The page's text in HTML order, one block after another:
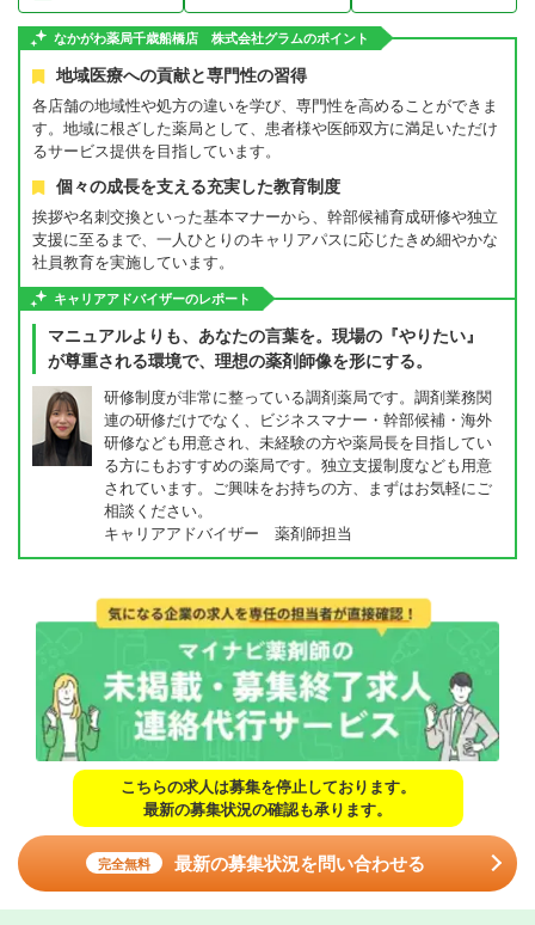
なかがわ薬局千歳船橋店 株式会社グラムのポイント
地域医療への貢献と専門性の習得
各店舗の地域性や処方の違いを学び、専門性を高めることができま
す。地域に根ざした薬局として、患者様や医師双方に満足いただけ
るサービス提供を目指しています。
個々の成長を支える充実した教育制度
挨拶や名刺交換といった基本マナーから、幹部候補育成研修や独立
支援に至るまで、一人ひとりのキャリアパスに応じたきめ細やかな
社員教育を実施しています。
キャリアアドバイザーのレポート
マニュアルよりも、あなたの言葉を。現場の『やりたい』
が尊重される環境で、理想の薬剤師像を形にする。
研修制度が非常に整っている調剤薬局です。調剤業務関
連の研修だけでなく、ビジネスマナー・幹部候補・海外
研修なども用意され、未経験の方や薬局長を目指してい
る方にもおすすめの薬局です。独立支援制度なども用意
されています。ご興味をお持ちの方、まずはお気軽にご
相談ください。
キャリアアドバイザー 薬剤師担当
こちらの求人は募集を停止しております。
最新の募集状況の確認も承ります。
完全無料 最新の募集状況を問い合わせる